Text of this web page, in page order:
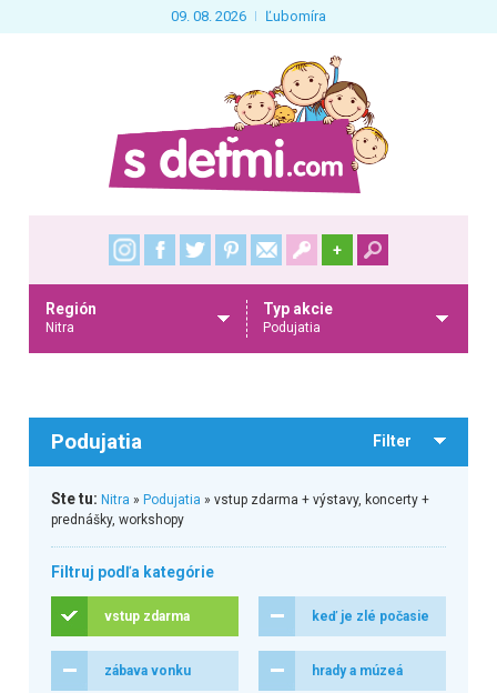
09. 08. 2026 Ľubomíra
+
Región
Nitra
Typ akcie
Podujatia
Podujatia Filter
Ste tu: Nitra » Podujatia » vstup zdarma + výstavy, koncerty +
prednášky, workshopy
Filtruj podľa kategórie
vstup zdarma keď je zlé počasie
zábava vonku hrady a múzeá